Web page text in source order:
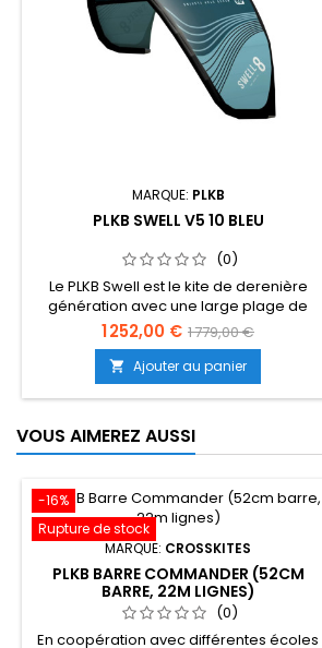
MARQUE: PLKB
PLKB SWELL V5 10 BLEU
(0)
Le PLKB Swell est le kite de derenière
génération avec une large plage de
vent et une sensation intuitive. Une aile
qui peut glisser parfaitement dans le
vent, mais avec une traction sur la barre,
il peut vous donner beaucoup de
puissance, exactement si vous le voulez
1 252,00 € 1 779,00 €
 Ajouter au panier
VOUS AIMEREZ AUSSI
-16%
Rupture de stock
MARQUE: CROSSKITES
PLKB BARRE COMMANDER (52CM
BARRE, 22M LIGNES)
(0)
En coopération avec différentes écoles